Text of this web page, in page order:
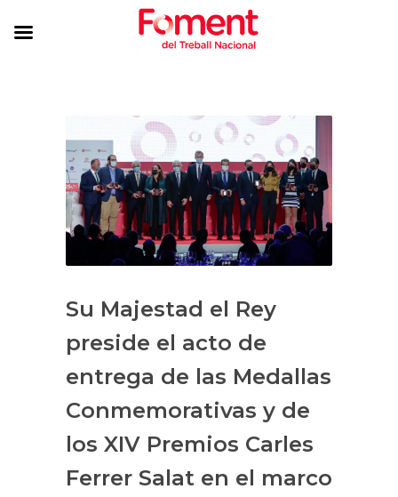
Su Majestad el Rey
preside el acto de
entrega de las Medallas
Conmemorativas y de
los XIV Premios Carles
Ferrer Salat en el marco